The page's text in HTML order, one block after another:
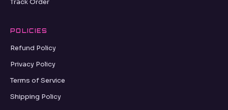
POLICIES
Refund Policy
Privacy Policy
Terms of Service
Shipping Policy